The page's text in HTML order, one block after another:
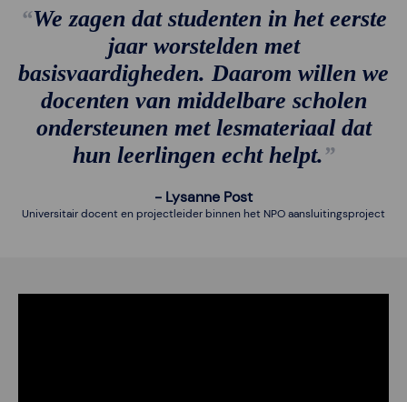
We zagen dat studenten in het eerste
jaar worstelden met
basisvaardigheden. Daarom willen we
docenten van middelbare scholen
ondersteunen met lesmateriaal dat
hun leerlingen echt helpt.
Lysanne Post
Universitair docent en projectleider binnen het NPO aansluitingsproject